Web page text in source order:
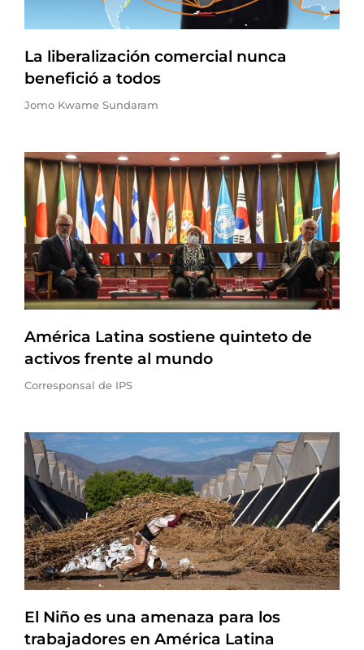
La liberalización comercial nunca
benefició a todos
Jomo Kwame Sundaram
América Latina sostiene quinteto de
activos frente al mundo
Corresponsal de IPS
El Niño es una amenaza para los
trabajadores en América Latina